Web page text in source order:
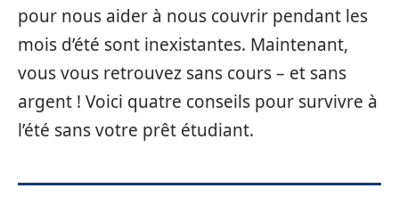
pour nous aider à nous couvrir pendant les
mois d’été sont inexistantes. Maintenant,
vous vous retrouvez sans cours – et sans
argent ! Voici quatre conseils pour survivre à
l’été sans votre prêt étudiant.